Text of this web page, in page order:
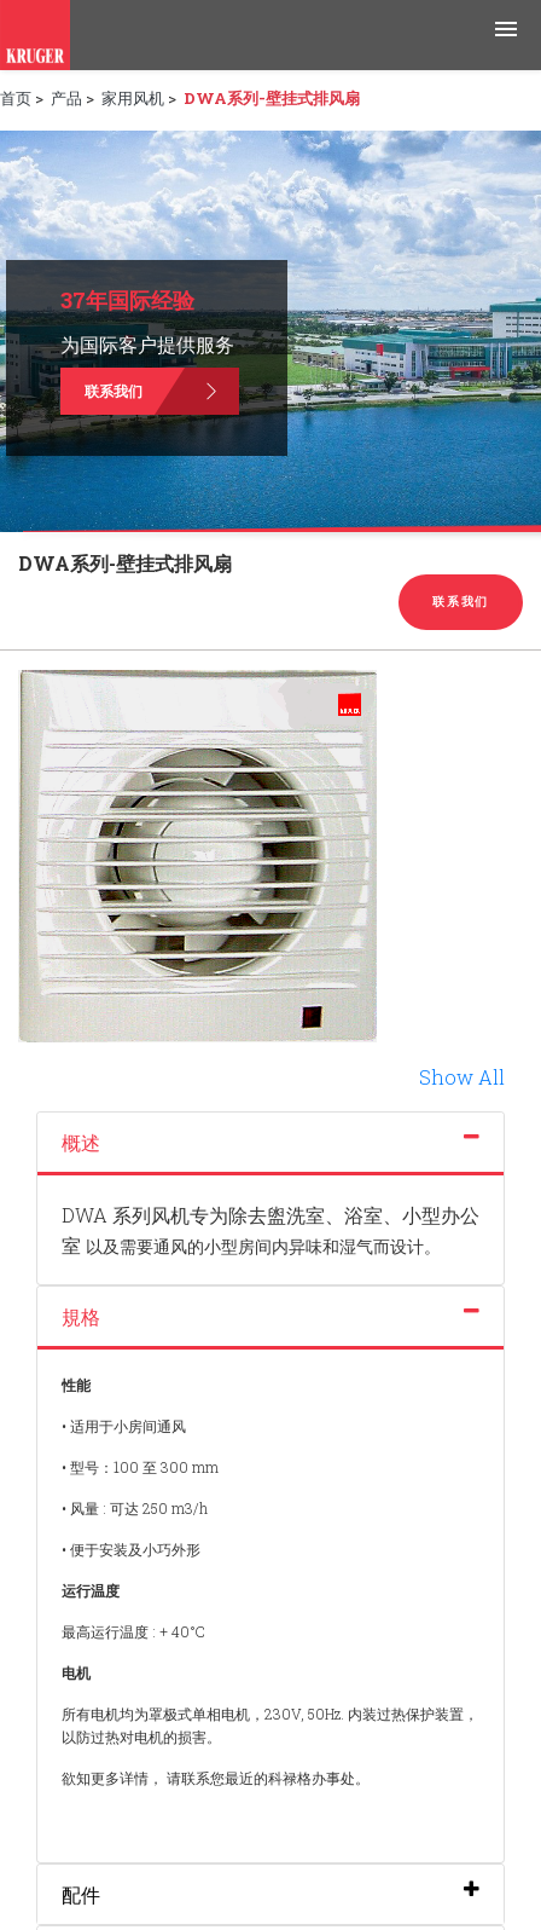
产品
应用领域
工具与资源
新闻媒体
为什么选择科禄格
招聘
联系我们
首页 > 产品 > 家用风机 > DWA系列-壁挂式排风扇
37年国际经验
为国际客户提供服务
联系我们
DWA系列-壁挂式排风扇
联系我们
Show All
概述
DWA 系列风机专为除去盥洗室、浴室、小型办公
室 以及需要通风的小型房间内异味和湿气而设计。
規格
性能
• 适用于小房间通风
• 型号：100 至 300 mm
• 风量 : 可达 250 m3/h
• 便于安装及小巧外形
运行温度
最高运行温度 : + 40°C
电机
所有电机均为罩极式单相电机，230V, 50Hz. 内装过热保护装置，
以防过热对电机的损害。
欲知更多详情， 请联系您最近的科禄格办事处。
配件